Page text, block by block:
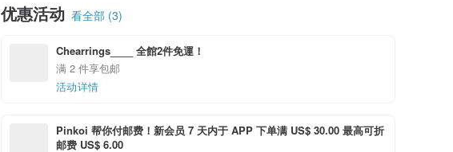
优惠活动 看全部 (3)
Chearrings____ 全館2件免運！
满 2 件享包邮
活动详情
Pinkoi 帮你付邮费！新会员 7 天内于 APP 下单满 US$ 30.00 最高可折
邮费 US$ 6.00